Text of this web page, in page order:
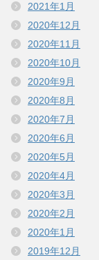
2021年1月
2020年12月
2020年11月
2020年10月
2020年9月
2020年8月
2020年7月
2020年6月
2020年5月
2020年4月
2020年3月
2020年2月
2020年1月
2019年12月